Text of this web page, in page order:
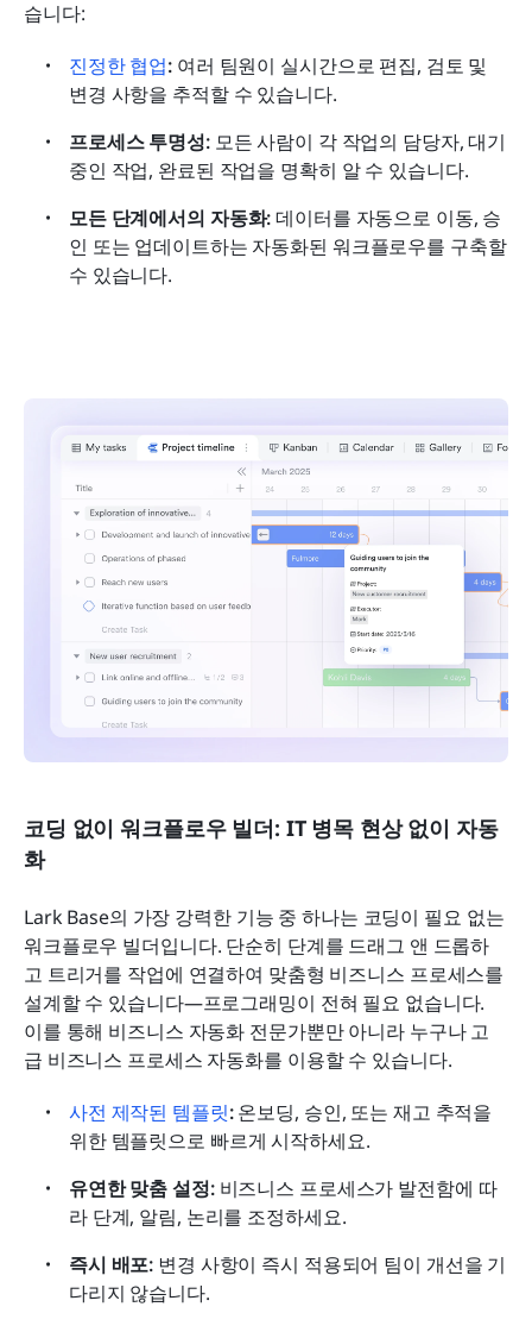
습니다:
진정한 협업: 여러 팀원이 실시간으로 편집, 검토 및
변경 사항을 추적할 수 있습니다.
프로세스 투명성: 모든 사람이 각 작업의 담당자, 대기
중인 작업, 완료된 작업을 명확히 알 수 있습니다.
모든 단계에서의 자동화: 데이터를 자동으로 이동, 승
인 또는 업데이트하는 자동화된 워크플로우를 구축할
수 있습니다.
코딩 없이 워크플로우 빌더: IT 병목 현상 없이 자동
화
Lark Base의 가장 강력한 기능 중 하나는 코딩이 필요 없는
워크플로우 빌더입니다. 단순히 단계를 드래그 앤 드롭하
고 트리거를 작업에 연결하여 맞춤형 비즈니스 프로세스를
설계할 수 있습니다—프로그래밍이 전혀 필요 없습니다.
이를 통해 비즈니스 자동화 전문가뿐만 아니라 누구나 고
급 비즈니스 프로세스 자동화를 이용할 수 있습니다.
사전 제작된 템플릿: 온보딩, 승인, 또는 재고 추적을
위한 템플릿으로 빠르게 시작하세요.
유연한 맞춤 설정: 비즈니스 프로세스가 발전함에 따
라 단계, 알림, 논리를 조정하세요.
즉시 배포: 변경 사항이 즉시 적용되어 팀이 개선을 기
다리지 않습니다.